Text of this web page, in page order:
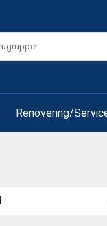
Renovering/